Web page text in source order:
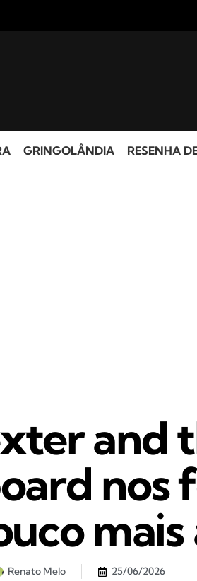
GRINGOLÂNDIA RESENHA
and
nos
mais
Renato Melo 25/06/2026